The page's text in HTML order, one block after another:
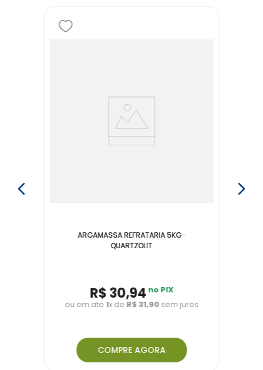
ARGAMASSA REFRATARIA 5KG-
QUARTZOLIT
R$30,94 no PIX
ou em até1x de R$31,90 sem juros
COMPRE AGORA